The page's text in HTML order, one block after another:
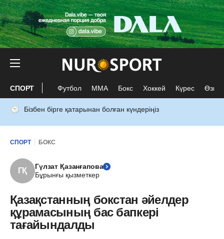
СПОРТ Футбол ММА Бокс Хоккей Күрес Өзге
Бізбен бірге қатарынан болған күндеріңіз
СПОРТ БОКС
ГҚ
Гүлзат Қазанғапова
Бұрынғы қызметкер
Қазақстанның бокстан әйелдер
құрамасының бас бапкері
тағайындалды